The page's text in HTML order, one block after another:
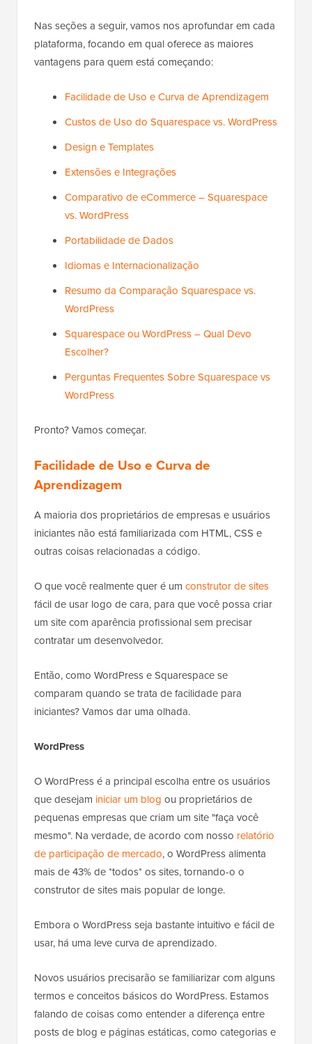
Nas seções a seguir, vamos nos aprofundar em cada
plataforma, focando em qual oferece as maiores
vantagens para quem está começando:
Facilidade de Uso e Curva de Aprendizagem
Custos de Uso do Squarespace vs. WordPress
Design e Templates
Extensões e Integrações
Comparativo de eCommerce – Squarespace
vs. WordPress
Portabilidade de Dados
Idiomas e Internacionalização
Resumo da Comparação Squarespace vs.
WordPress
Squarespace ou WordPress – Qual Devo
Escolher?
Perguntas Frequentes Sobre Squarespace vs
WordPress
Pronto? Vamos começar.
Facilidade de Uso e Curva de
Aprendizagem
A maioria dos proprietários de empresas e usuários
iniciantes não está familiarizada com HTML, CSS e
outras coisas relacionadas a código.
O que você realmente quer é um construtor de sites
fácil de usar logo de cara, para que você possa criar
um site com aparência profissional sem precisar
contratar um desenvolvedor.
Então, como WordPress e Squarespace se
comparam quando se trata de facilidade para
iniciantes? Vamos dar uma olhada.
WordPress
O WordPress é a principal escolha entre os usuários
que desejam iniciar um blog ou proprietários de
pequenas empresas que criam um site "faça você
mesmo". Na verdade, de acordo com nosso relatório
de participação de mercado, o WordPress alimenta
mais de 43% de *todos* os sites, tornando-o o
construtor de sites mais popular de longe.
Embora o WordPress seja bastante intuitivo e fácil de
usar, há uma leve curva de aprendizado.
Novos usuários precisarão se familiarizar com alguns
termos e conceitos básicos do WordPress. Estamos
falando de coisas como entender a diferença entre
posts de blog e páginas estáticas, como categorias e